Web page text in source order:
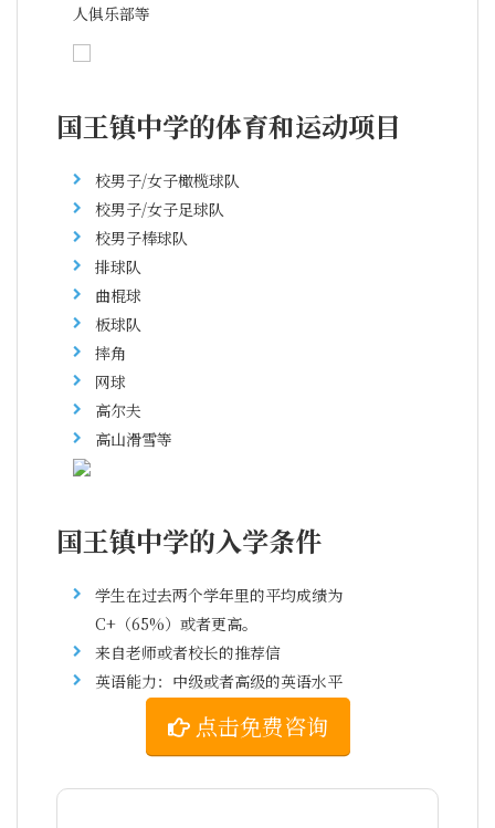
人俱乐部等
国王镇中学的体育和运动项目
校男子/女子橄榄球队
校男子/女子足球队
校男子棒球队
排球队
曲棍球
板球队
摔角
网球
高尔夫
高山滑雪等
国王镇中学的入学条件
学生在过去两个学年里的平均成绩为
C+（65%）或者更高。
来自老师或者校长的推荐信
英语能力：中级或者高级的英语水平
点击免费咨询